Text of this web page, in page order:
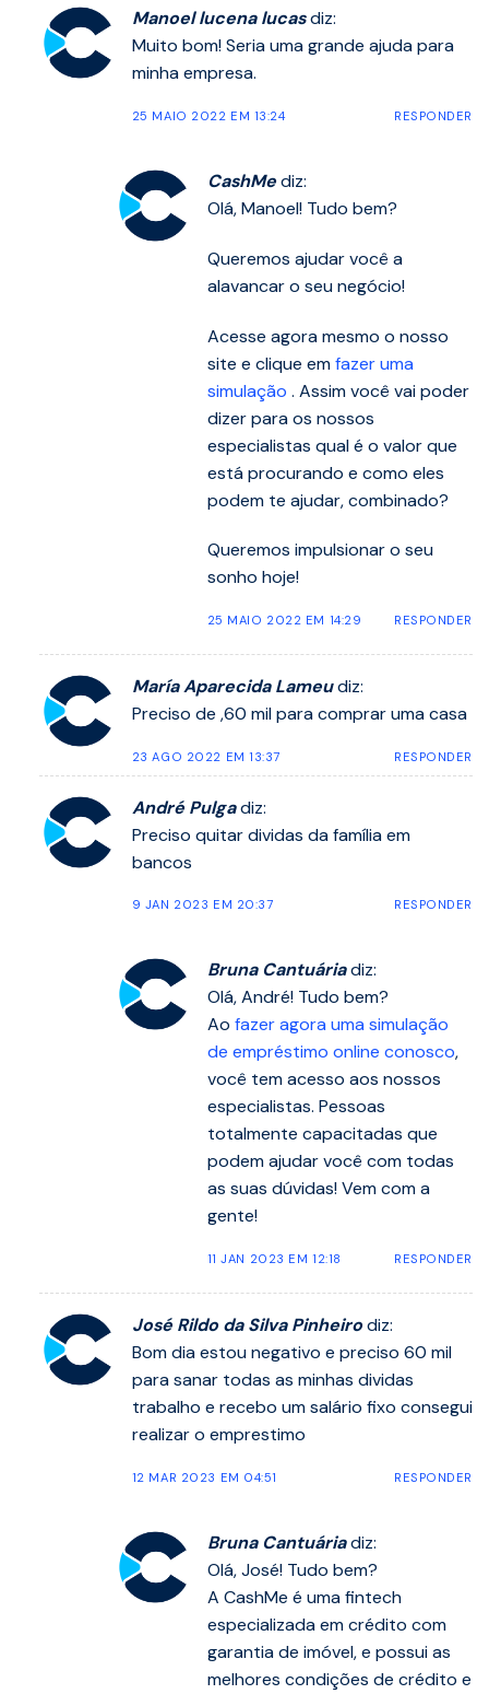
Manoel lucena lucas diz:
Muito bom! Seria uma grande ajuda para
minha empresa.
25 MAIO 2022 EM 13:24 RESPONDER
CashMe diz:
Olá, Manoel! Tudo bem?
Queremos ajudar você a
alavancar o seu negócio!
Acesse agora mesmo o nosso
site e clique emfazer uma
simulação . Assim você vai poder
dizer para os nossos
especialistas qual é o valor que
está procurando e como eles
podem te ajudar, combinado?
Queremos impulsionar o seu
sonho hoje!
25 MAIO 2022 EM 14:29 RESPONDER
María Aparecida Lameu diz:
Preciso de ,60 mil para comprar uma casa
23 AGO 2022 EM 13:37 RESPONDER
André Pulga diz:
Preciso quitar dividas da família em
bancos
9 JAN 2023 EM 20:37 RESPONDER
Bruna Cantuária diz:
Olá, André! Tudo bem?
Ao fazer agora uma simulação
de empréstimo online conosco,
você tem acesso aos nossos
especialistas. Pessoas
totalmente capacitadas que
podem ajudar você com todas
as suas dúvidas! Vem com a
gente!
11 JAN 2023 EM 12:18 RESPONDER
José Rildo da Silva Pinheiro diz:
Bom dia estou negativo e preciso 60 mil
para sanar todas as minhas dividas
trabalho e recebo um salário fixo consegui
realizar o emprestimo
12 MAR 2023 EM 04:51 RESPONDER
Bruna Cantuária diz:
Olá, José! Tudo bem?
A CashMe é uma fintech
especializada em crédito com
garantia de imóvel, e possui as
melhores condições de crédito e